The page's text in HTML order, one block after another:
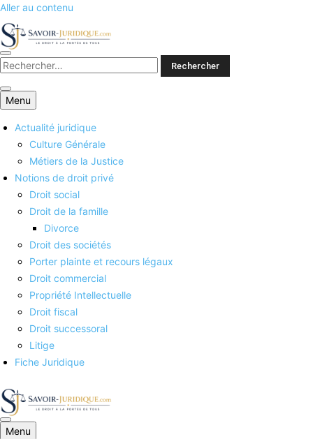
Aller au contenu
Savoirs juridiques
Menu
Actualité juridique
Culture Générale
Métiers de la Justice
Notions de droit privé
Droit social
Droit de la famille
Divorce
Droit des sociétés
Porter plainte et recours légaux
Droit commercial
Propriété Intellectuelle
Droit fiscal
Droit successoral
Litige
Fiche Juridique
Menu